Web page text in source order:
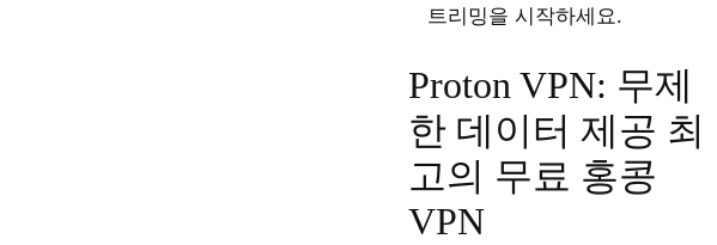
트리밍을 시작하세요.
Proton VPN: 무제
한 데이터 제공 최
고의 무료 홍콩
VPN